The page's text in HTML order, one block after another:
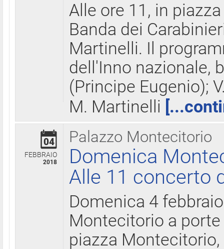
Alle ore 11, in
Banda dei
Martinelli. Il
dell'Inno nazionale,
(Principe Eugenio);
M. Martinelli
Palazzo Montecitorio
04
FEBBRAIO
2018
Domenica
Alle 11 concerto
Domenica 4
Montecitorio a
piazza